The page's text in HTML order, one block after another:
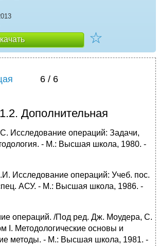
☆
6 / 6
Дополнительная
Исследование операций: Задачи,
- М.: Высшая школа, 1980. -
Исследование операций: Учеб. пос.
АСУ. - М.: Высшая школа, 1986. -
операций. /Под ред. Дж. Моудера, С.
I. Методологические основы и
методы. - М.: Высшая школа, 1981. -